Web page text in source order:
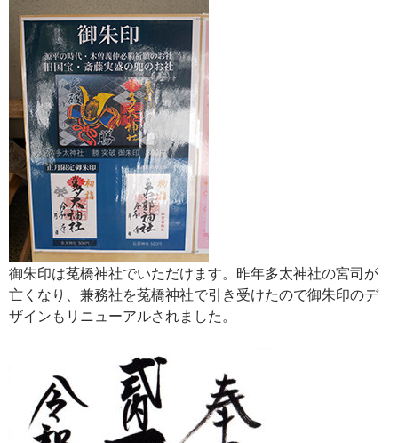
御朱印は菟橋神社でいただけます。昨年多太神社の宮司が
亡くなり、兼務社を菟橋神社で引き受けたので御朱印のデ
ザインもリニューアルされました。